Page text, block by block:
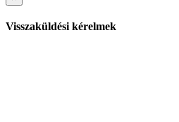
Visszaküldési kérelmek